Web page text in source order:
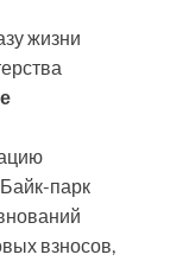
жизни
парк
взносов,